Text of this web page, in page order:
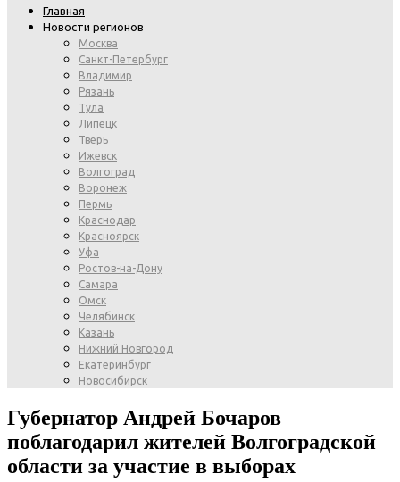
Главная
Новости регионов
Москва
Санкт-Петербург
Владимир
Рязань
Тула
Липецк
Тверь
Ижевск
Волгоград
Воронеж
Пермь
Краснодар
Красноярск
Уфа
Ростов-на-Дону
Самара
Омск
Челябинск
Казань
Нижний Новгород
Екатеринбург
Новосибирск
Губернатор Андрей Бочаров
поблагодарил жителей Волгоградской
области за участие в выборах